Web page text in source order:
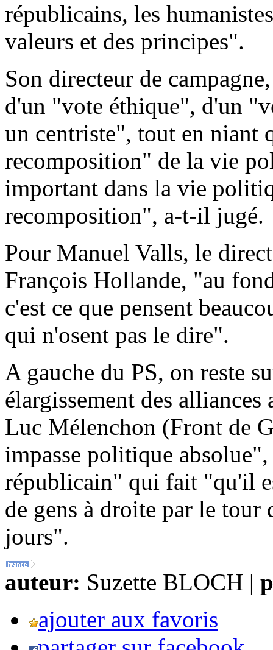
républicains, les
valeurs et des principes".
Son directeur de
d'un "vote éthique", d'un
un centriste", tout en niant
recomposition" de la vie
important dans la vie
recomposition", a-t-il jugé.
Pour Manuel Valls, le
François Hollande, "au
c'est ce que pensent
qui n'osent pas le dire".
A gauche du PS, on reste
élargissement des
Luc Mélenchon (Front de
impasse politique
républicain" qui fait "qu'il
de gens à droite par le tour
jours".
auteur: Suzette BLOCH |
ajouter aux favoris